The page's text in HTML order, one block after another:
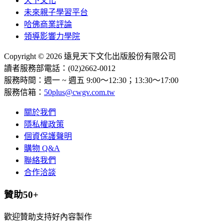
未來親子學習平台
哈佛商業評論
領導影響力學院
Copyright © 2026 遠見天下文化出版股份有限公司
讀者服務部電話：(02)2662-0012
服務時間：週一 ~ 週五 9:00～12:30；13:30～17:00
服務信箱： 50plus@cwgv.com.tw
關於我們
隱私權政策
個資保護聲明
購物 Q&A
聯絡我們
合作洽談
贊助50+
歡迎贊助支持好內容製作